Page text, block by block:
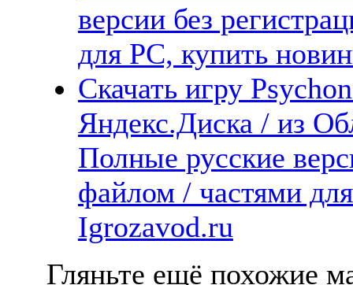
версии без
для PC, купить
Скачать игру
Яндекс.Диска / из
Полные русские
файлом / частями
Igrozavod.ru
Гляньте ещё похожие